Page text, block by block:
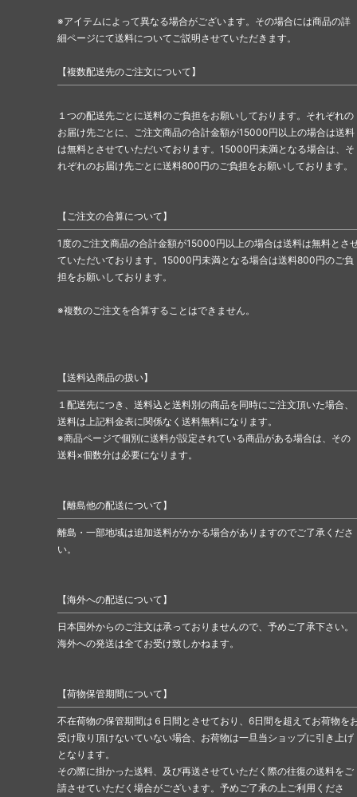
※アイテムによって異なる場合がございます。その場合には商品の詳
細ページにて送料についてご説明させていただきます。
【複数配送先のご注文について】
１つの配送先ごとに送料のご負担をお願いしております。それぞれの
お届け先ごとに、ご注文商品の合計金額が15000円以上の場合は送料
は無料とさせていただいております。15000円未満となる場合は、そ
れぞれのお届け先ごとに送料800円のご負担をお願いしております。
【ご注文の合算について】
1度のご注文商品の合計金額が15000円以上の場合は送料は無料とさ
ていただいております。15000円未満となる場合は送料800円のご負
担をお願いしております。
※複数のご注文を合算することはできません。
【送料込商品の扱い】
１配送先につき、送料込と送料別の商品を同時にご注文頂いた場合、
送料は上記料金表に関係なく送料無料になります。
※商品ページで個別に送料が設定されている商品がある場合は、その
送料×個数分は必要になります。
【離島他の配送について】
離島・一部地域は追加送料がかかる場合がありますのでご了承くださ
い。
【海外への配送について】
日本国外からのご注文は承っておりませんので、予めご了承下さい。
海外への発送は全てお受け致しかねます。
【荷物保管期間について】
不在荷物の保管期間は６日間とさせており、6日間を超えてお荷物を
受け取り頂けないていない場合、お荷物は一旦当ショップに引き上げ
となります。
その際に掛かった送料、及び再送させていただく際の往復の送料をご
請させていただく場合がございます。予めご了承の上ご利用くださ